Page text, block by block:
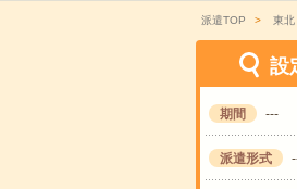
派遣TOP 東北
設
期間 ---
派遣形式